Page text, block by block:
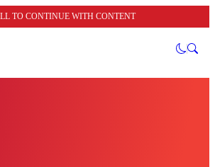
TO CONTINUE WITH CONTENT